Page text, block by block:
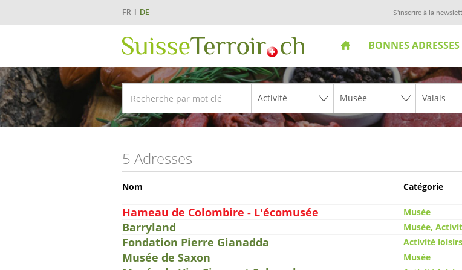
FR DE S'inscrire à la
BONNES ADRESSES
5 Adresses
Nom Catégorie
Hameau de Colombire - L'écomusée Musée
Barryland Musée,
Fondation Pierre Gianadda Activité
Musée de Saxon Musée